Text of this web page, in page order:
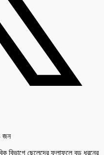
বিভাগে ছেলেদের ফলাফলে বড় ধরনের